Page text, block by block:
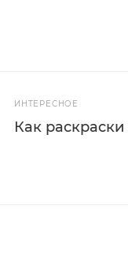
ИНТЕРЕСНОЕ
Как